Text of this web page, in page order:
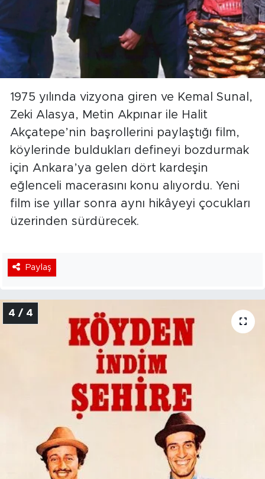
1975 yılında vizyona giren ve Kemal Sunal,
Zeki Alasya, Metin Akpınar ile Halit
Akçatepe’nin başrollerini paylaştığı film,
köylerinde buldukları defineyi bozdurmak
için Ankara’ya gelen dört kardeşin
eğlenceli macerasını konu alıyordu. Yeni
film ise yıllar sonra aynı hikâyeyi çocukları
üzerinden sürdürecek.
Paylaş
4 / 4